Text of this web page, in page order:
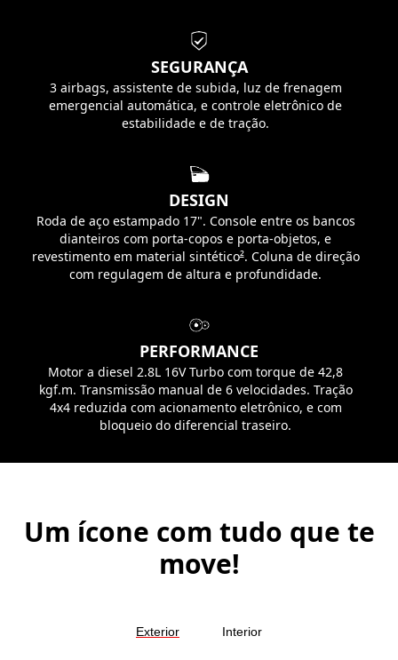
SEGURANÇA
3 airbags, assistente de subida, luz de frenagem
emergencial automática, e controle eletrônico de
estabilidade e de tração.
DESIGN
Roda de aço estampado 17". Console entre os bancos
dianteiros com porta-copos e porta-objetos, e
revestimento em material sintético². Coluna de direção
com regulagem de altura e profundidade.
PERFORMANCE
Motor a diesel 2.8L 16V Turbo com torque de 42,8
kgf.m. Transmissão manual de 6 velocidades. Tração
4x4 reduzida com acionamento eletrônico, e com
bloqueio do diferencial traseiro.
Um ícone com tudo que te
move!
Exterior Interior